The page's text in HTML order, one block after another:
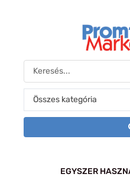
Search
...
EGYSZER